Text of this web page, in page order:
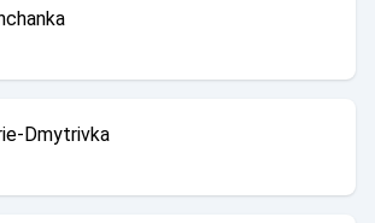
Dmytrivka